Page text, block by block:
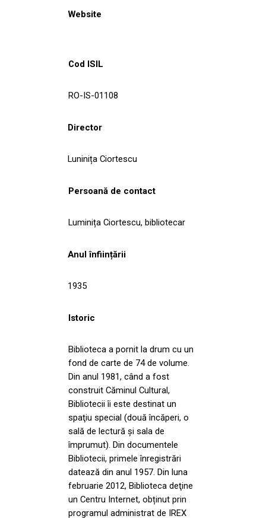
Website
Cod ISIL
RO-IS-01108
Director
Luninița Ciortescu
Persoană de contact
Luminița Ciortescu, bibliotecar
Anul înființării
1935
Istoric
Biblioteca a pornit la drum cu un
fond de carte de 74 de volume.
Din anul 1981, când a fost
construit Căminul Cultural,
Bibliotecii îi este destinat un
spaţiu special (două încăperi, o
sală de lectură și sala de
împrumut). Din documentele
Bibliotecii, primele înregistrări
datează din anul 1957. Din luna
februarie 2012, Biblioteca deţine
un Centru Internet, obținut prin
programul administrat de IREX